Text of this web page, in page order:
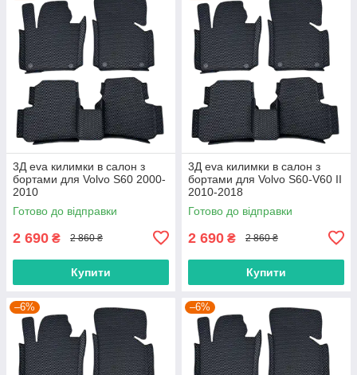
3Д eva килимки в салон з
бортами для Volvo S60 2000-
2010
Готово до відправки
2 690 ₴ 2 860 ₴
Купити
3Д eva килимки в салон з
бортами для Volvo S60-V60 II
2010-2018
Готово до відправки
2 690 ₴ 2 860 ₴
Купити
–6% –6%